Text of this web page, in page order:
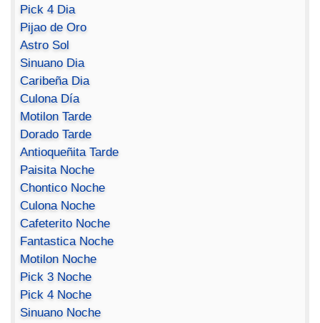
Pick 4 Dia
Pijao de Oro
Astro Sol
Sinuano Dia
Caribeña Dia
Culona Día
Motilon Tarde
Dorado Tarde
Antioqueñita Tarde
Paisita Noche
Chontico Noche
Culona Noche
Cafeterito Noche
Fantastica Noche
Motilon Noche
Pick 3 Noche
Pick 4 Noche
Sinuano Noche